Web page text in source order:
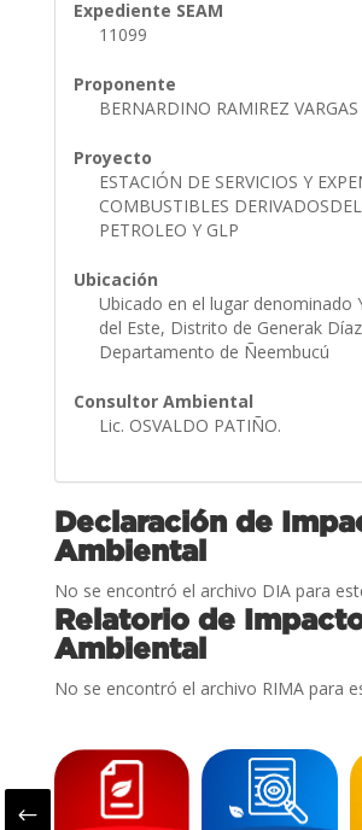
Expediente SEAM
11099
Proponente
BERNARDINO RAMIREZ VARGAS
Proyecto
ESTACIÓN DE SERVICIOS Y
COMBUSTIBLES DERIVADOSDEL
PETROLEO Y GLP
Ubicación
Ubicado en el lugar denominado
del Este, Distrito de Generak
Departamento de Ñeembucú
Consultor Ambiental
Lic. OSVALDO PATIÑO.
Declaración de
Ambiental
No se encontró el archivo DIA para
Relatorio de
Ambiental
No se encontró el archivo RIMA para
#